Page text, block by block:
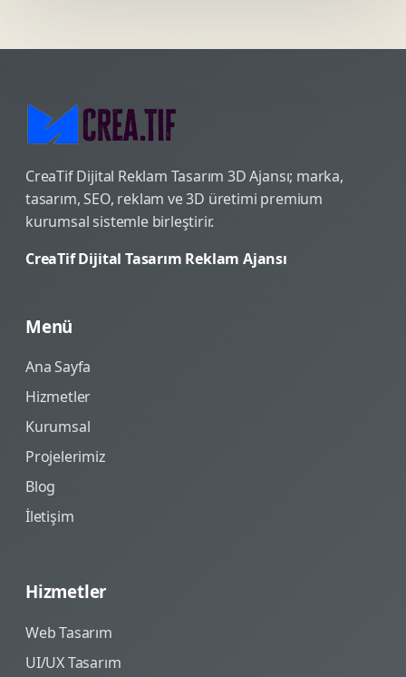
CreaTif Dijital Reklam Tasarım 3D Ajansı; marka,
tasarım, SEO, reklam ve 3D üretimi premium
kurumsal sistemle birleştirir.
CreaTif Dijital Tasarım Reklam Ajansı
Menü
Ana Sayfa
Hizmetler
Kurumsal
Projelerimiz
Blog
İletişim
Hizmetler
Web Tasarım
UI/UX Tasarım